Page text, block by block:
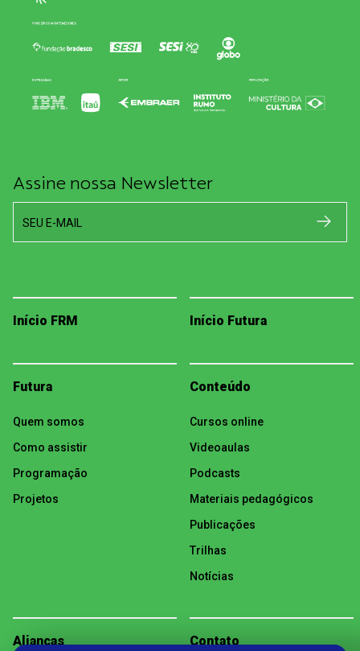
Assine nossa Newsletter
SEU E-MAIL
Início FRM Início Futura
Futura
Quem somos
Como assistir
Programação
Projetos
Conteúdo
Cursos online
Videoaulas
Podcasts
Materiais pedagógicos
Publicações
Trilhas
Notícias
Alianças Contato